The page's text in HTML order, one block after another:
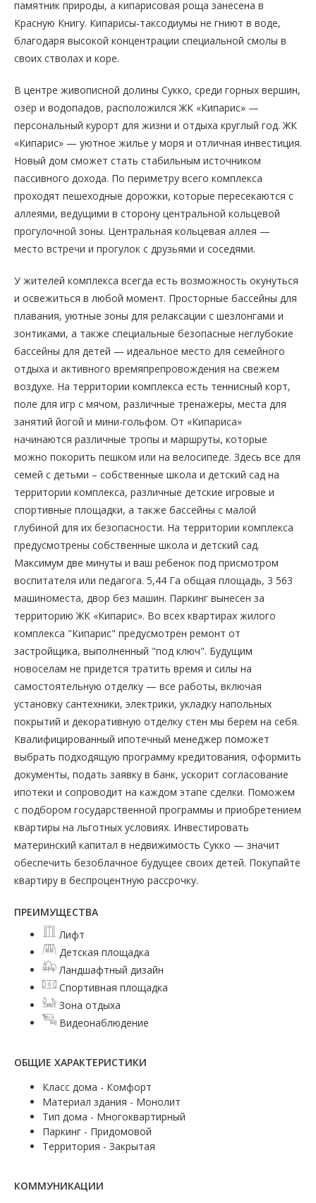
памятник природы, а кипарисовая роща занесена в
Красную Книгу. Кипарисы-таксодиумы не гниют в воде,
благодаря высокой концентрации специальной смолы в
своих стволах и коре.
В центре живописной долины Сукко, среди горных вершин,
озёр и водопадов, расположился ЖК «Кипарис» —
персональный курорт для жизни и отдыха круглый год. ЖК
«Кипарис» — уютное жилье у моря и отличная инвестиция.
Новый дом сможет стать стабильным источником
пассивного дохода. По периметру всего комплекса
проходят пешеходные дорожки, которые пересекаются с
аллеями, ведущими в сторону центральной кольцевой
прогулочной зоны. Центральная кольцевая аллея —
место встречи и прогулок с друзьями и соседями.
У жителей комплекса всегда есть возможность окунуться
и освежиться в любой момент. Просторные бассейны для
плавания, уютные зоны для релаксации с шезлонгами и
зонтиками, а также специальные безопасные неглубокие
бассейны для детей — идеальное место для семейного
отдыха и активного времяпрепровождения на свежем
воздухе. На территории комплекса есть теннисный корт,
поле для игр с мячом, различные тренажеры, места для
занятий йогой и мини-гольфом. От «Кипариса»
начинаются различные тропы и маршруты, которые
можно покорить пешком или на велосипеде. Здесь все для
семей с детьми – собственные школа и детский сад на
территории комплекса, различные детские игровые и
спортивные площадки, а также бассейны с малой
глубиной для их безопасности. На территории комплекса
предусмотрены собственные школа и детский сад.
Максимум две минуты и ваш ребенок под присмотром
воспитателя или педагога. 5,44 Га общая площадь, 3 563
машиноместа, двор без машин. Паркинг вынесен за
территорию ЖК «Кипарис». Во всех квартирах жилого
комплекса "Кипарис" предусмотрен ремонт от
застройщика, выполненный "под ключ". Будущим
новоселам не придется тратить время и силы на
самостоятельную отделку — все работы, включая
установку сантехники, электрики, укладку напольных
покрытий и декоративную отделку стен мы берем на себя.
Квалифицированный ипотечный менеджер поможет
выбрать подходящую программу кредитования, оформить
документы, подать заявку в банк, ускорит согласование
ипотеки и сопроводит на каждом этапе сделки. Поможем
с подбором государственной программы и приобретением
квартиры на льготных условиях. Инвестировать
материнский капитал в недвижимость Сукко — значит
обеспечить безоблачное будущее своих детей. Покупайте
квартиру в беспроцентную рассрочку.
ПРЕИМУЩЕСТВА
Лифт
Детская площадка
Ландшафтный дизайн
Спортивная площадка
Зона отдыха
Видеонаблюдение
ОБЩИЕ ХАРАКТЕРИСТИКИ
Класс дома - Комфорт
Материал здания - Монолит
Тип дома - Многоквартирный
Паркинг - Придомовой
Территория - Закрытая
КОММУНИКАЦИИ